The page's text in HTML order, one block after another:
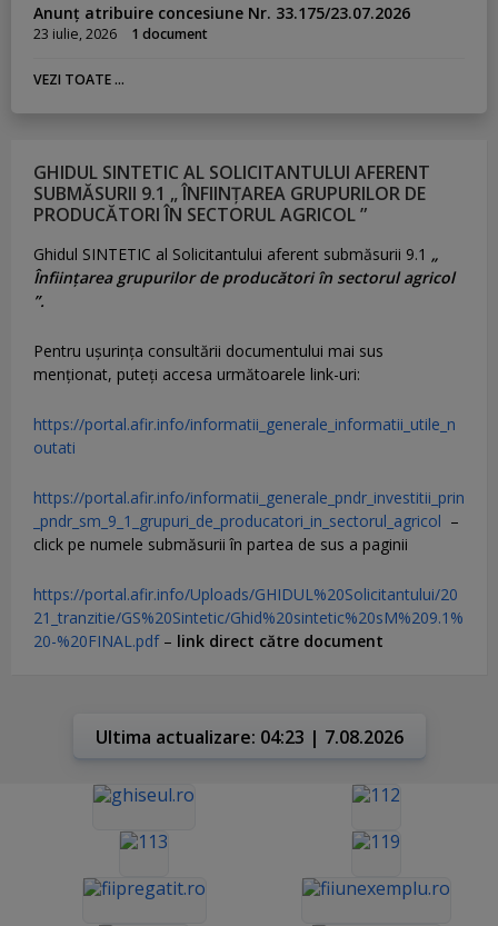
Anunț atribuire concesiune Nr. 33.175/23.07.2026
23 iulie, 2026 1 document
VEZI TOATE ...
GHIDUL SINTETIC AL SOLICITANTULUI AFERENT
SUBMĂSURII 9.1 „ ÎNFIINȚAREA GRUPURILOR DE
PRODUCĂTORI ÎN SECTORUL AGRICOL ”
Ghidul SINTETIC al Solicitantului aferent submăsurii 9.1 „
Înființarea grupurilor de producători în sectorul agricol
”.
Pentru uşurinţa consultării documentului mai sus
menţionat, puteţi accesa următoarele link-uri:
https://portal.afir.info/informatii_generale_informatii_utile_n
outati
https://portal.afir.info/informatii_generale_pndr_investitii_prin
_pndr_sm_9_1_grupuri_de_producatori_in_sectorul_agricol –
click pe numele submăsurii în partea de sus a paginii
https://portal.afir.info/Uploads/GHIDUL%20Solicitantului/20
21_tranzitie/GS%20Sintetic/Ghid%20sintetic%20sM%209.1%
20-%20FINAL.pdf– link direct către document
Ultima actualizare: 04:23 | 7.08.2026